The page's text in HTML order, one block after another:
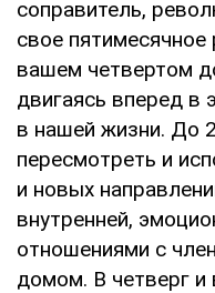
соправитель,
свое
вашем четвертом
двигаясь вперед в
в нашей жизни. До
пересмотреть и
и новых
внутренней,
отношениями с
домом. В четверг и